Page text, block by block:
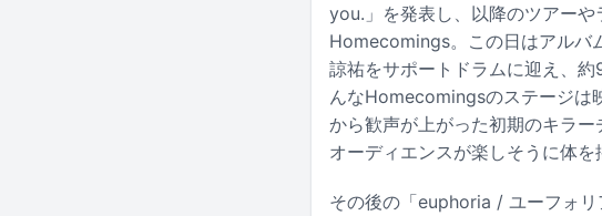
you.」を発表し、以降のツアー
Homecomings。この日はアル
諒祐をサポートドラムに迎え、
んなHomecomingsのステージは
から歓声が上がった初期のキラ
オーディエンスが楽しそうに体を
その後の「euphoria / ユーフォ